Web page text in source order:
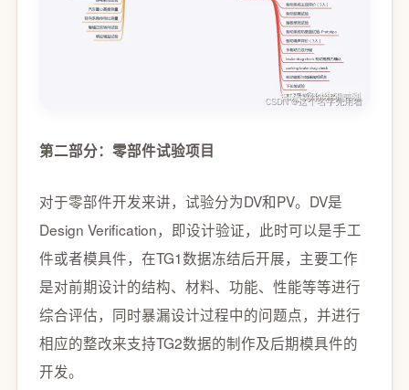
第二部分：零部件试验项目
对于零部件开发来讲，试验分为DV和PV。DV是
Design Verification，即设计验证，此时可以是手工
件或者模具件，在TG1数据冻结后开展，主要工作
是对前期设计的结构、材料、功能、性能等等进行
综合评估，同时暴漏设计过程中的问题点，并进行
相应的整改来支持TG2数据的制作及后期模具件的
开发。